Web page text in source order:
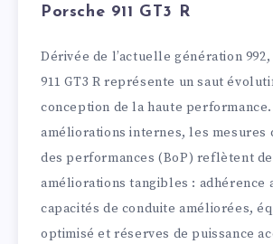
Porsche 911 GT3 R
Dérivée de l’actuelle génération
911 GT3 R représente un saut
conception de la haute
améliorations internes, les mesures
des performances (BoP) reflètent
améliorations tangibles : adhérence
capacités de conduite améliorées,
optimisé et réserves de puissance